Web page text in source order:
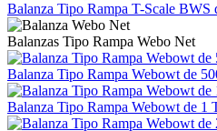
Balanza Tipo Rampa T-Scale BWS
Balanzas Tipo Rampa Webo Net
Balanza Tipo Rampa Webowt de
Balanza Tipo Rampa Webowt de 1